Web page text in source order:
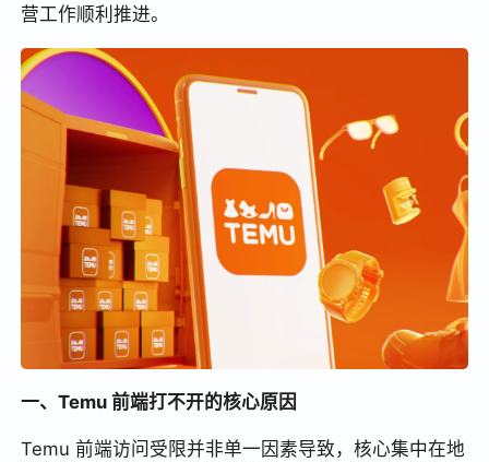
营工作顺利推进。
一、Temu 前端打不开的核心原因
Temu 前端访问受限并非单一因素导致，核心集中在地